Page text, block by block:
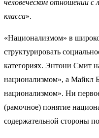
человеческом отношении
класса».
«Национализмом» в
структурировать
категориях. Энтони Смит
национализмом», а Майкл
национализмом». Ни
(рамочное) понятие
содержательной стороны